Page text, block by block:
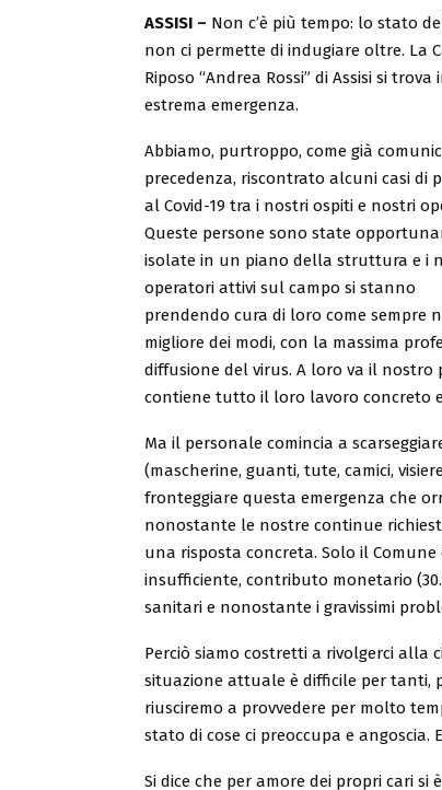
ASSISI – Non c’è più tempo: lo stato
non ci permette di indugiare oltre. La
Riposo “Andrea Rossi” di Assisi si trova
estrema emergenza.
Abbiamo, purtroppo, come già
precedenza, riscontrato alcuni casi di
al Covid-19 tra i nostri ospiti e nostri
Queste persone sono state
isolate in un piano della struttura e i
operatori attivi sul campo si stanno
prendendo cura di loro come sempre
migliore dei modi, con la massima
diffusione del virus. A loro va il nostro
contiene tutto il loro lavoro concreto
Ma il personale comincia a
(mascherine, guanti, tute, camici,
fronteggiare questa emergenza che
nonostante le nostre continue
una risposta concreta. Solo il
insufficiente, contributo monetario
sanitari e nonostante i gravissimi
Perciò siamo costretti a rivolgerci alla
situazione attuale è difficile per tanti,
riusciremo a provvedere per molto
stato di cose ci preoccupa e
Si dice che per amore dei propri cari